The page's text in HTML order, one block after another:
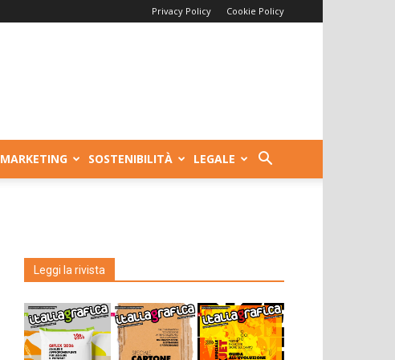
Privacy Policy Cookie Policy
MARKETING SOSTENIBILITÀ LEGALE
Leggi la rivista